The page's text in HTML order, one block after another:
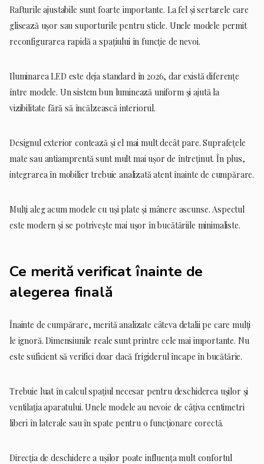
Rafturile ajustabile sunt foarte importante. La fel și sertarele care
glisează ușor sau suporturile pentru sticle. Unele modele permit
reconfigurarea rapidă a spațiului în funcție de nevoi.
Iluminarea LED este deja standard în 2026, dar există diferențe
între modele. Un sistem bun luminează uniform și ajută la
vizibilitate fără să încălzească interiorul.
Designul exterior contează și el mai mult decât pare. Suprafețele
mate sau antiamprentă sunt mult mai ușor de întreținut. În plus,
integrarea în mobilier trebuie analizată atent înainte de cumpărare.
Mulți aleg acum modele cu uși plate și mânere ascunse. Aspectul
este modern și se potrivește mai ușor în bucătăriile minimaliste.
Ce merită verificat înainte de
alegerea finală
Înainte de cumpărare, merită analizate câteva detalii pe care mulți
le ignoră. Dimensiunile reale sunt printre cele mai importante. Nu
este suficient să verifici doar dacă frigiderul încape în bucătărie.
Trebuie luat în calcul spațiul necesar pentru deschiderea ușilor și
ventilația aparatului. Unele modele au nevoie de câțiva centimetri
liberi în laterale sau în spate pentru o funcționare corectă.
Direcția de deschidere a ușilor poate influența mult confortul